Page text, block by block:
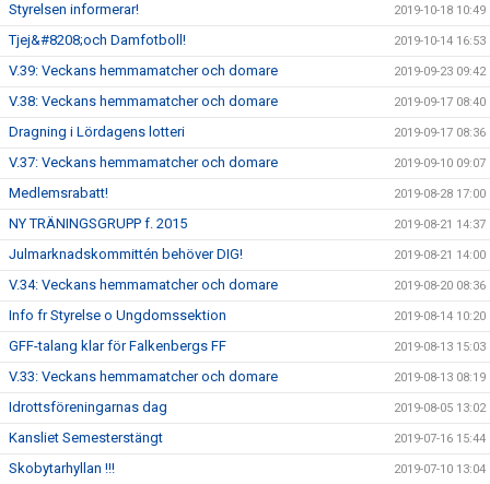
Styrelsen informerar! 2019-10-18 10:49
Tjej&#8208;och Damfotboll! 2019-10-14 16:53
V.39: Veckans hemmamatcher och domare 2019-09-23 09:42
V.38: Veckans hemmamatcher och domare 2019-09-17 08:40
Dragning i Lördagens lotteri 2019-09-17 08:36
V.37: Veckans hemmamatcher och domare 2019-09-10 09:07
Medlemsrabatt! 2019-08-28 17:00
NY TRÄNINGSGRUPP f. 2015 2019-08-21 14:37
Julmarknadskommittén behöver DIG! 2019-08-21 14:00
V.34: Veckans hemmamatcher och domare 2019-08-20 08:36
Info fr Styrelse o Ungdomssektion 2019-08-14 10:20
GFF-talang klar för Falkenbergs FF 2019-08-13 15:03
V.33: Veckans hemmamatcher och domare 2019-08-13 08:19
Idrottsföreningarnas dag 2019-08-05 13:02
Kansliet Semesterstängt 2019-07-16 15:44
Skobytarhyllan !!! 2019-07-10 13:04